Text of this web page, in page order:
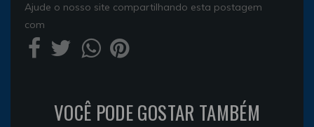
Ajude o nosso site compartilhando esta postagem
com
VOCÊ PODE GOSTAR TAMBÉM